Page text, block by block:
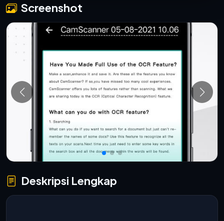
Screenshot
Deskripsi Lengkap